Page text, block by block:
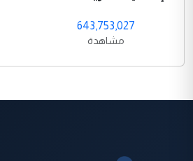
643,753,027
مشاهدة